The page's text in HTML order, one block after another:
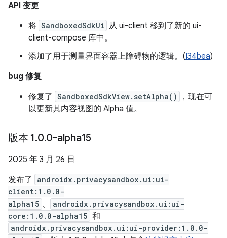
API 变更
将 SandboxedSdkUi 从 ui-client 移到了新的 ui-
client-compose 库中。
添加了用于测量界面容器上障碍物的逻辑。(I34bea)
bug 修复
修复了 SandboxedSdkView.setAlpha()
，现在可
以更新其内容视图的 Alpha 值。
版本 1.0.0-alpha15
2025 年 3 月 26 日
发布了
androidx.privacysandbox.ui:ui-
client:1.0.0-
alpha15 、
androidx.privacysandbox.ui:ui-
core:1.0.0-alpha15 和
androidx.privacysandbox.ui:ui-provider:1.0.0-